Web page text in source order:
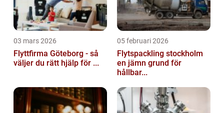
03 mars 2026
Flyttfirma Göteborg - så
väljer du rätt hjälp för ...
05 februari 2026
Flytspackling stockholm
en jämn grund för
hållbar...